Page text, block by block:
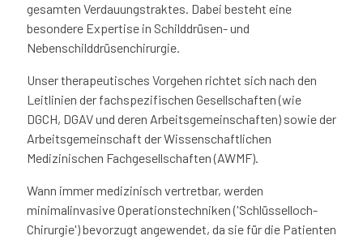
gesamten Verdauungstraktes. Dabei besteht eine
besondere Expertise in Schilddrüsen- und
Nebenschilddrüsenchirurgie.
Unser therapeutisches Vorgehen richtet sich nach den
Leitlinien der fachspezifischen Gesellschaften (wie
DGCH, DGAV und deren Arbeitsgemeinschaften) sowie der
Arbeitsgemeinschaft der Wissenschaftlichen
Medizinischen Fachgesellschaften (AWMF).
Wann immer medizinisch vertretbar, werden
minimalinvasive Operationstechniken ('Schlüsselloch-
Chirurgie') bevorzugt angewendet, da sie für die Patienten